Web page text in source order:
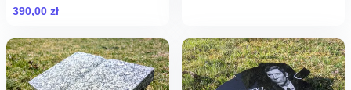
390,00 zł